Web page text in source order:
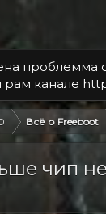
проблемма
канале
Всё о Freeboot
чип